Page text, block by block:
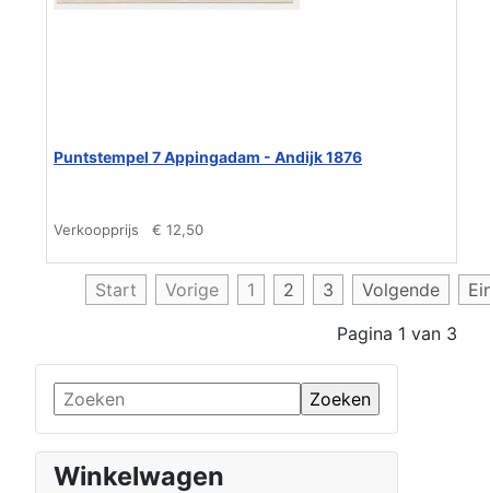
Winkelwagen
Puntstempel 7 Appingadam - Andijk 1876
Verkoopprijs € 12,50
Start Vorige 1 2 3 Volgende
Pagina 1 van 3